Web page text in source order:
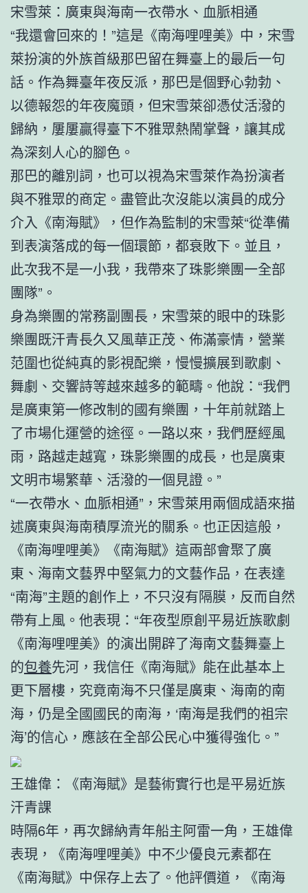
宋雪萊：廣東與海南一衣帶水、血脈相通
“我還會回來的！”這是《南海哩哩美》中，宋雪
萊扮演的外族首級那巴留在舞臺上的最后一句
話。作為舞臺年夜反派，那巴是個野心勃勃、
以德報怨的年夜魔頭，但宋雪萊卻憑仗活潑的
歸納，屢屢贏得臺下不雅眾熱鬧掌聲，讓其成
為深刻人心的腳色。
那巴的離別詞，也可以視為宋雪萊作為扮演者
與不雅眾的商定。盡管此次沒能以演員的成分
介入《南海賦》，但作為監制的宋雪萊“從準備
到表演落成的每一個環節，都衰敗下。並且，
此次我不是一小我，我帶來了珠影樂團一全部
團隊”。
身為樂團的常務副團長，宋雪萊的眼中的珠影
樂團既汗青長久又風華正茂、佈滿豪情，營業
范圍也從純真的影視配樂，慢慢擴展到歌劇、
舞劇、交響詩等越來越多的範疇。他說：“我們
是廣東第一修改制的國有樂團，十年前就踏上
了市場化運營的途徑。一路以來，我們歷經風
雨，路越走越寬，珠影樂團的成長，也是廣東
文明市場繁華、活潑的一個見證。”
“一衣帶水、血脈相通”，宋雪萊用兩個成語來描
述廣東與海南積厚流光的關系。也正因這般，
《南海哩哩美》《南海賦》這兩部會聚了廣
東、海南文藝界中堅氣力的文藝作品，在表達
“南海”主題的創作上，不只沒有隔膜，反而自然
帶有上風。他表現：“年夜型原創平易近族歌劇
《南海哩哩美》的演出開辟了海南文藝舞臺上
的包養先河，我信任《南海賦》能在此基本上
更下層樓，究竟南海不只僅是廣東、海南的南
海，仍是全國國民的南海，‘南海是我們的祖宗
海’的信心，應該在全部公民心中獲得強化。”
王雄偉：《南海賦》是藝術實行也是平易近族
汗青課
時隔6年，再次歸納青年船主阿雷一角，王雄偉
表現，《南海哩哩美》中不少優良元素都在
《南海賦》中保存上去了。他評價道，《南海